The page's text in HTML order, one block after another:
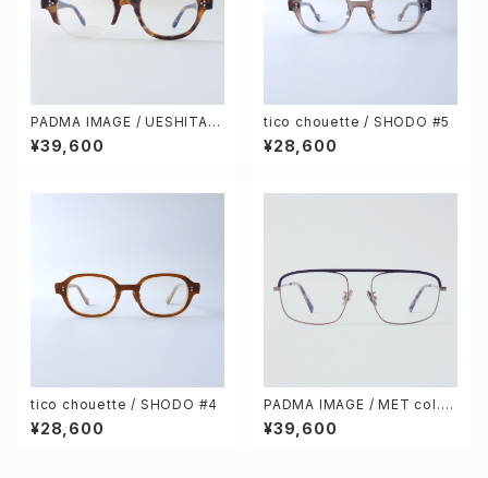
PADMA IMAGE / UESHITA c
ol.4 [demi stripe]
¥39,600
tico chouette / SHODO #5
¥28,600
tico chouette / SHODO #4
¥28,600
PADMA IMAGE / MET col.3
[black / brown]
¥39,600